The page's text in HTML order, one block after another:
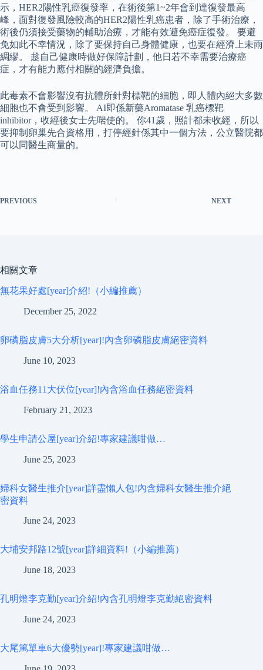
示，HER2陽性乳癌復發率，在術後第1~2年會到達復發最高
峰，面對復發風險較高的HER2陽性乳癌患者，除了手術治療，
術後仍須接受藥物的輔助治療，才能有效避免癌症復發。 要避
免如此不幸情況，除了要保持自己身體健康，也要在經濟上未雨
綢繆。 趁自己健康時做好保障計劃，他日若不幸需要治療癌
症，才有能力應付相關的經濟負擔。
此毒素不會影響沒有抗體所針對標靶的細胞，即人體內絕大多數
細胞也不會受到影響。 AI即係新藥Aromatase 乳癌標靶
inhibitor，收經後女士先啱使的。 你41歲，照計都未收經，所以
要抑制卵巢先合資格用，打停經針係其中一個方法，公立醫院都
可以同醫生商量的。
PREVIOUS NEXT
相關文章
無花果好處[year]介紹!（小編推薦）
December 25, 2022
卵磷脂皮膚5大分析[year]!內含卵磷脂皮膚絕密資料
June 10, 2023
浴血任務11大伏位[year]!內含浴血任務絕密資料
February 21, 2023
學生申請公屋[year]介紹!專家建議咁做…
June 25, 2023
婦科女醫生推介[year]詳盡懶人包!內含婦科女醫生推介絕
密資料
June 24, 2023
大埔安邦路12號[year]詳細資料!（小編推薦）
June 18, 2023
孔明燈李克勤[year]介紹!內含孔明燈李克勤絕密資料
June 24, 2023
大尾篤單車6大優勢[year]!專家建議咁做…